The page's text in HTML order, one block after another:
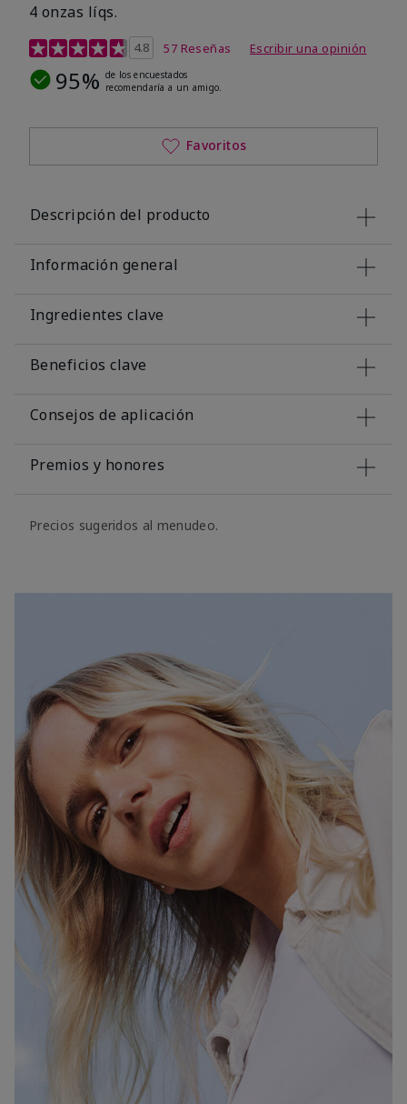
4 onzas líqs.
Calificación de clientes de 4,2 de 5
4.8 57 Reseñas Escribir una opinión
95% de los encuestados
recomendaría a un amigo.
Favoritos
Descripción del producto
Información general
Ingredientes clave
Beneficios clave
Consejos de aplicación
Premios y honores
Precios sugeridos al menudeo.